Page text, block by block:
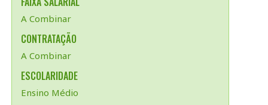
A Combinar
CONTRATAÇÃO
A Combinar
ESCOLARIDADE
Ensino Médio